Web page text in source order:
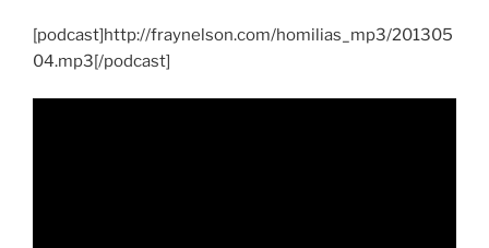
[podcast]http://fraynelson.com/homilias_mp3/201305
04.mp3[/podcast]